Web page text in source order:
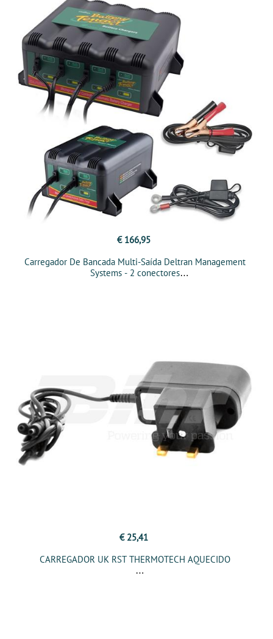
€ 166,95
Carregador De Bancada Multi-Saída Deltran Management
Systems - 2 conectores
€ 25,41
CARREGADOR UK RST THERMOTECH AQUECIDO